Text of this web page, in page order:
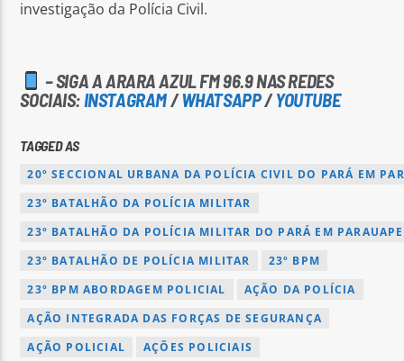
investigação da Polícia Civil.
– SIGA A ARARA AZUL FM 96.9 NAS REDES
SOCIAIS: INSTAGRAM/WHATSAPP/YOUTUBE
TAGGED AS
20º SECCIONAL URBANA DA POLÍCIA CIVIL DO PARÁ EM
23º BATALHÃO DA POLÍCIA MILITAR
23º BATALHÃO DA POLÍCIA MILITAR DO PARÁ EM
23º BATALHÃO DE POLÍCIA MILITAR
23º BPM
23º BPM ABORDAGEM POLICIAL
AÇÃO DA POLÍCIA
AÇÃO INTEGRADA DAS FORÇAS DE SEGURANÇA
AÇÃO POLICIAL
AÇÕES POLICIAIS